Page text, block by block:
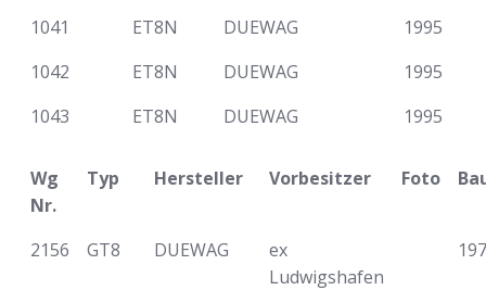
1041
ET8N DUEWAG
1995
1042
ET8N DUEWAG
1995
1043
ET8N DUEWAG 1995
Wg
Nr.
Typ Hersteller Vorbesitzer Foto
2156 GT8 DUEWAG
ex
Ludwigshafen